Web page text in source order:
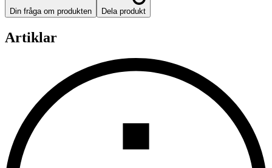
Din fråga om produkten Dela produkt
Artiklar